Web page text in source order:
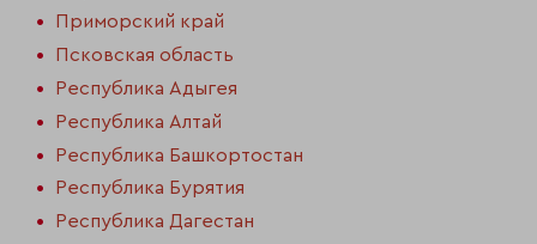
Приморский край
Псковская область
Республика Адыгея
Республика Алтай
Республика Башкортостан
Республика Бурятия
Республика Дагестан